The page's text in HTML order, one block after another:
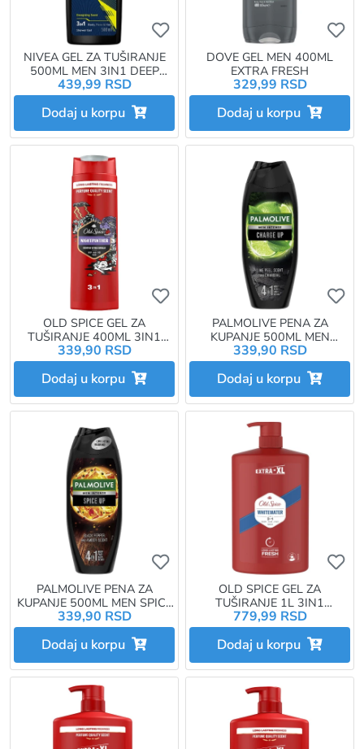
Ukoliko želite da dodate
NIVEA GEL ZA TUŠIRANJE
500ML MEN 3IN1 DEEP
SPORT 93397
439,99 RSD
Dodaj u korpu
DOVE GEL MEN 400ML
EXTRA FRESH
329,99 RSD
Dodaj u korpu
Ukoliko želite da dodate
OLD SPICE GEL ZA
TUŠIRANJE 400ML 3IN1
NIGHTPANTHER
339,90 RSD
Dodaj u korpu
PALMOLIVE PENA ZA
KUPANJE 500ML MEN
CHARGE UP
339,90 RSD
Dodaj u korpu
Ukoliko želite da dodate
PALMOLIVE PENA ZA
KUPANJE 500ML MEN SPICE
UP
339,90 RSD
Dodaj u korpu
OLD SPICE GEL ZA
TUŠIRANJE 1L 3IN1
PUMPICA WHITEWATER
779,99 RSD
Dodaj u korpu